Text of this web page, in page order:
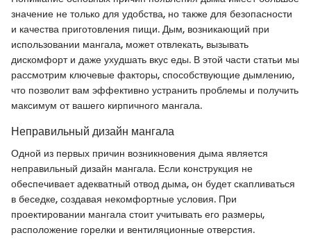
значение не только для удобства, но также для безопасности
и качества приготовления пищи. Дым, возникающий при
использовании мангала, может отвлекать, вызывать
дискомфорт и даже ухудшать вкус еды. В этой части статьи мы
рассмотрим ключевые факторы, способствующие дымлению,
что позволит вам эффективно устранить проблемы и получить
максимум от вашего кирпичного мангала.
Неправильный дизайн мангала
Одной из первых причин возникновения дыма является
неправильный дизайн мангала. Если конструкция не
обеспечивает адекватный отвод дыма, он будет скапливаться
в беседке, создавая некомфортные условия. При
проектировании мангала стоит учитывать его размеры,
расположение горелки и вентиляционные отверстия.